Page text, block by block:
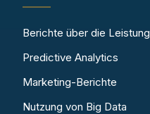
Berichte über die Leistung
Predictive Analytics
Marketing-Berichte
Nutzung von Big Data